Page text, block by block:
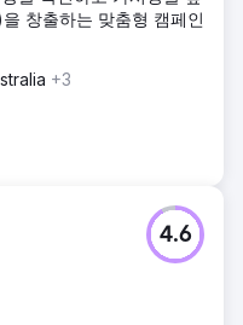
창출하는 맞춤형 캠페인
+3
4.6